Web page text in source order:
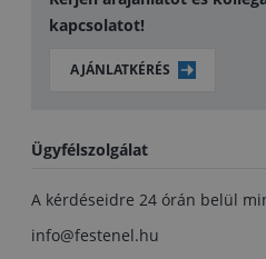
kapcsolatot!
AJÁNLATKÉRÉS
Ügyfélszolgálat
A kérdéseidre 24 órán belül
info@festenel.hu